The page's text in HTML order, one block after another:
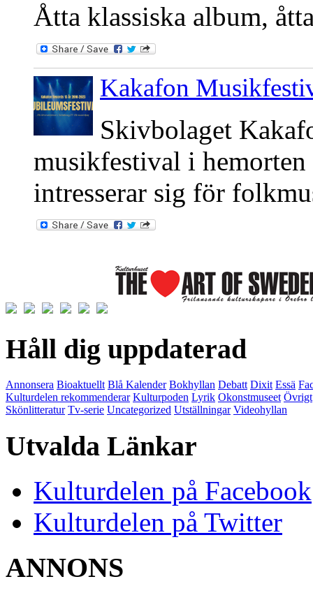
Åtta klassiska album,
Kakafon
Skivbolaget
musikfestival i
intresserar sig för
Håll dig uppdaterad
Annonsera Bioaktuellt Blå Kalender Bokhyllan Debatt Dixit Essä
Kulturdelen rekommenderar Kulturpoden Lyrik Okonstmuseet Övrigt
Skönlitteratur Tv-serie Uncategorized Utställningar Videohyllan
Utvalda Länkar
Kulturdelen på Facebook
Kulturdelen på Twitter
ANNONS